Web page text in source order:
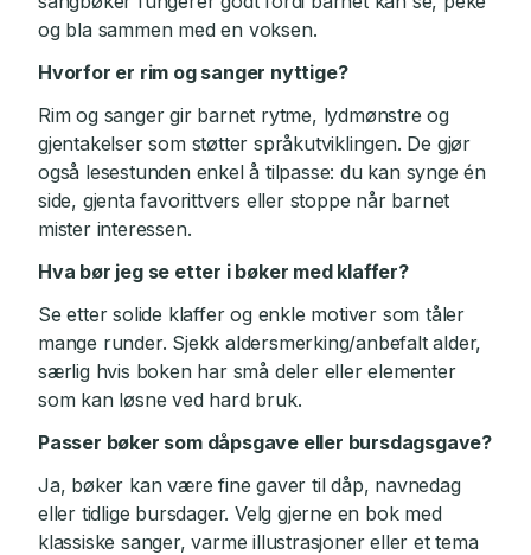
og bla sammen med en voksen.
Hvorfor er rim og sanger nyttige?
Rim og sanger gir barnet rytme, lydmønstre og
gjentakelser som støtter språkutviklingen. De gjør
også lesestunden enkel å tilpasse: du kan synge én
side, gjenta favorittvers eller stoppe når barnet
mister interessen.
Hva bør jeg se etter i bøker med klaffer?
Se etter solide klaffer og enkle motiver som tåler
mange runder. Sjekk aldersmerking/anbefalt alder,
særlig hvis boken har små deler eller elementer
som kan løsne ved hard bruk.
Passer bøker som dåpsgave eller bursdagsgave?
Ja, bøker kan være fine gaver til dåp, navnedag
eller tidlige bursdager. Velg gjerne en bok med
klassiske sanger, varme illustrasjoner eller et tema